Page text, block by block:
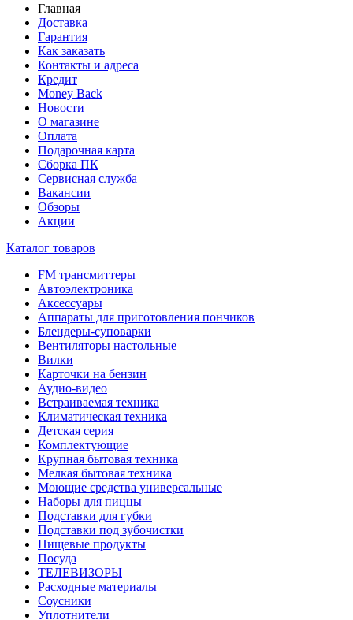
Главная
Доставка
Гарантия
Как заказать
Контакты и адреса
Кредит
Money Back
Новости
О магазине
Оплата
Подарочная карта
Сборка ПК
Сервисная служба
Вакансии
Обзоры
Акции
Каталог товаров
FM трансмиттеры
Автоэлектроника
Аксессуары
Аппараты для приготовления пончиков
Блендеры-суповарки
Вентиляторы настольные
Вилки
Карточки на бензин
Аудио-видео
Встраиваемая техника
Климатическая техника
Детская серия
Комплектующие
Крупная бытовая техника
Мелкая бытовая техника
Моющие средства универсальные
Наборы для пиццы
Подставки для губки
Подставки под зубочистки
Пищевые продукты
Посуда
ТЕЛЕВИЗОРЫ
Расходные материалы
Соусники
Уплотнители